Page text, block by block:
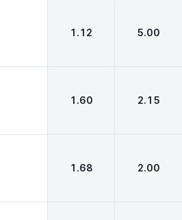
1.12 5.00
1.60 2.15
1.68 2.00